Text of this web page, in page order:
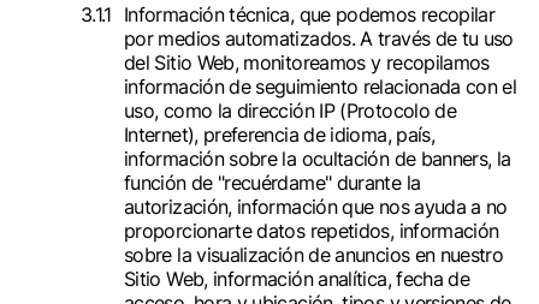
Información técnica, que podemos recopilar
por medios automatizados. A través de tu uso
del Sitio Web, monitoreamos y recopilamos
información de seguimiento relacionada con el
uso, como la dirección IP (Protocolo de
Internet), preferencia de idioma, país,
información sobre la ocultación de banners, la
función de "recuérdame" durante la
autorización, información que nos ayuda a no
proporcionarte datos repetidos, información
sobre la visualización de anuncios en nuestro
Sitio Web, información analítica, fecha de